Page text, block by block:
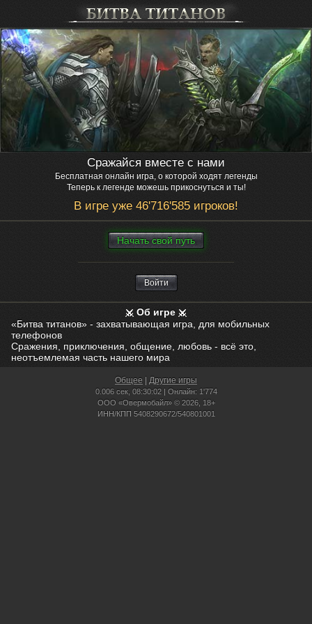
Сражайся вместе с нами
Бесплатная онлайн игра, о которой ходят легенды
Теперь к легенде можешь прикоснуться и ты!
В игре уже 46'716'585 игроков!
Нaчaть свой путь
Войти
Об игре
«Битва титанов» - захватывающая игра, для мобильных
телефонов
Сражения, приключения, общение, любовь - всё это,
неотъемлемая часть нашего мира
Общее Другие игры
0.006 сек, 08:30:02 | Онлайн: 1'774
ООО «Овермобайл» © 2026, 18+
ИНН/КПП 5408290672/540801001